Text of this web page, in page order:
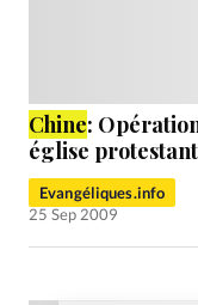
Chine:
église
Evangéliques.info
25 Sep 2009